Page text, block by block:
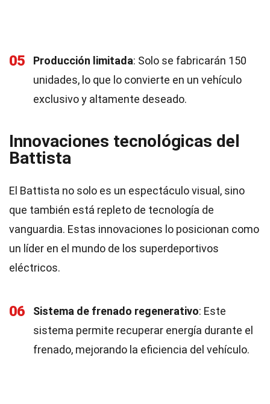
05 Producción limitada: Solo se fabricarán 150
unidades, lo que lo convierte en un vehículo
exclusivo y altamente deseado.
Innovaciones tecnológicas del
Battista
El Battista no solo es un espectáculo visual, sino
que también está repleto de tecnología de
vanguardia. Estas innovaciones lo posicionan como
un líder en el mundo de los superdeportivos
eléctricos.
06 Sistema de frenado regenerativo: Este
sistema permite recuperar energía durante el
frenado, mejorando la eficiencia del vehículo.